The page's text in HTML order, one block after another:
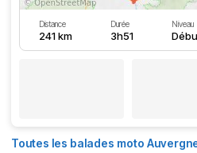
Distance
241 km
Durée
3h51
Niveau
Toutes les balades moto